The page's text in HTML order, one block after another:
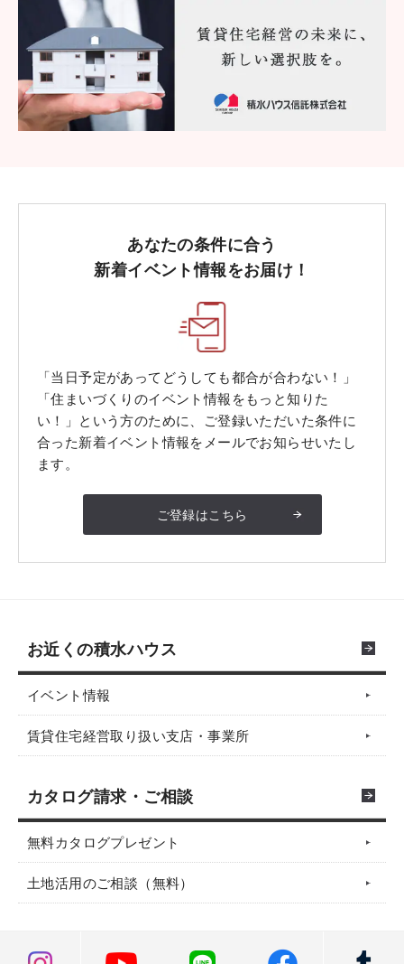
あなたの条件に合う
新着イベント情報をお届け！
「当日予定があってどうしても都合が合わない！」
「住まいづくりのイベント情報をもっと知りた
い！」という方のために、ご登録いただいた条件に
合った新着イベント情報をメールでお知らせいたし
ます。
ご登録はこちら
お近くの積水ハウス
イベント情報
賃貸住宅経営取り扱い支店・事業所
カタログ請求・ご相談
無料カタログプレゼント
土地活用のご相談（無料）